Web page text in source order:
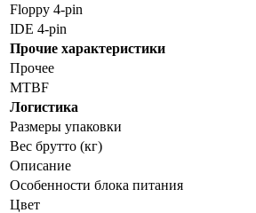
Floppy 4-pin
IDE 4-pin
Прочие характеристики
Прочее
MTBF
Логистика
Размеры упаковки
Вес брутто (кг)
Описание
Особенности блока питания
Цвет